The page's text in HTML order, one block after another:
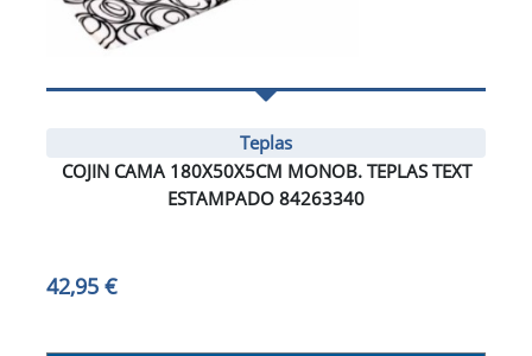
Teplas
COJIN CAMA 180X50X5CM MONOB. TEPLAS TEXT
ESTAMPADO 84263340
42,95 €